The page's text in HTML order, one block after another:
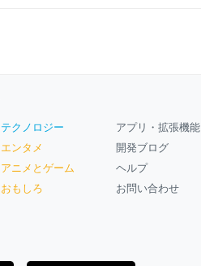
テクノロジー
エンタメ
アニメとゲーム
おもしろ
アプリ・拡張機能
開発ブログ
ヘルプ
お問い合わせ